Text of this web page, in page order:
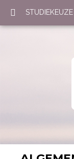
STUDIEKEUZE